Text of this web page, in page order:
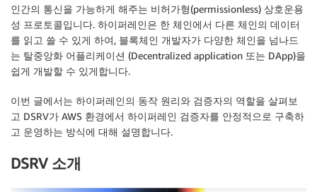
인간의 통신을 가능하게 해주는 비허가형(permissionless) 상호운용
성 프로토콜입니다. 하이퍼레인은 한 체인에서 다른 체인의 데이터
를 읽고 쓸 수 있게 하여, 블록체인 개발자가 다양한 체인을 넘나드
는 탈중앙화 어플리케이션 (Decentralized application 또는 DApp)을
쉽게 개발할 수 있게합니다.
이번 글에서는 하이퍼레인의 동작 원리와 검증자의 역할을 살펴보
고 DSRV가 AWS 환경에서 하이퍼레인 검증자를 안정적으로 구축하
고 운영하는 방식에 대해 설명합니다.
DSRV 소개